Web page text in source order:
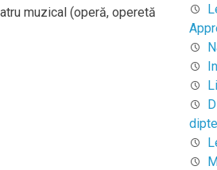
muzical (operă, operetă